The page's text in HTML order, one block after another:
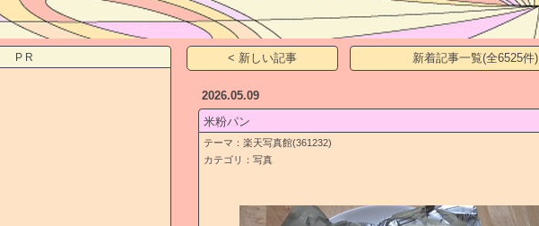
PR < 新しい記事 新着記事一覧(全6525件)
2026.05.09
米粉パン
テーマ：楽天写真館(361232)
カテゴリ：写真